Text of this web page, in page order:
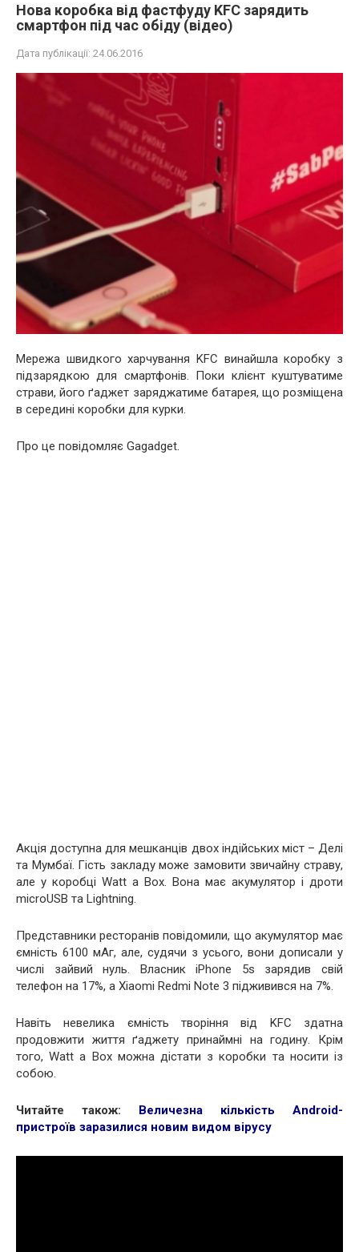
Нова коробка від фастфуду KFC зарядить
смартфон під час обіду (відео)
Дата публікації: 24.06.2016
Мережа швидкого харчування KFC винайшла коробку з
підзарядкою для смартфонів. Поки клієнт куштуватиме
страви, його ґаджет заряджатиме батарея, що розміщена
в середині коробки для курки.
Про це повідомляє Gagadget.
Акція доступна для мешканців двох індійських міст – Делі
та Мумбаї. Гість закладу може замовити звичайну страву,
але у коробці Watt a Box. Вона має акумулятор і дроти
microUSB та Lightning.
Представники ресторанів повідомили, що акумулятор має
ємність 6100 мАг, але, судячи з усього, вони дописали у
числі зайвий нуль. Власник iPhone 5s зарядив свій
телефон на 17%, а Xiaomi Redmi Note 3 підживився на 7%.
Навіть невелика ємність творіння від KFC здатна
продовжити життя ґаджету принаймні на годину. Крім
того, Watt a Box можна дістати з коробки та носити із
собою.
Читайте також:
Величезна кількість Android-
пристроїв заразилися новим видом вірусу